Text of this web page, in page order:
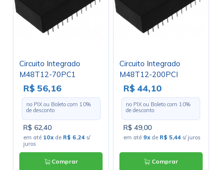
Circuito Integrado
M48T12-70PC1
PCDIP-24 - ST
R$ 56,16
no PIX ou Boleto com 10%
de desconto
R$ 62,40
em até 10x de R$ 6,24 s/
juros
Comprar
Circuito Integrado
M48T12-200PCI
PCDIP-24 - Cód. Loja
4454 - ST
R$ 44,10
no PIX ou Boleto com 10%
de desconto
R$ 49,00
em até 9x de R$ 5,44 s/ juros
Comprar